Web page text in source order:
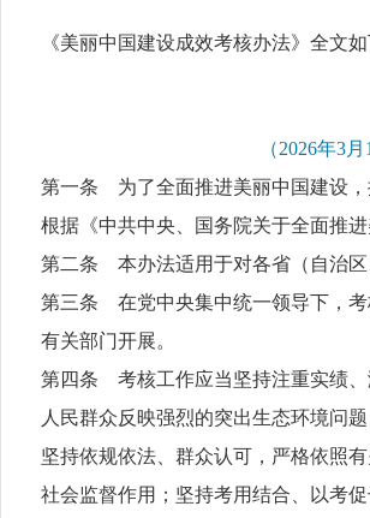
《美丽中国建设成效考核办法》全文如
（2026年3
第一条 为了全面推进美丽中国建设，
根据《中共中央、国务院关于全面推
第二条 本办法适用于对各省（自治
第三条 在党中央集中统一领导下，考
有关部门开展。
第四条 考核工作应当坚持注重实绩、
人民群众反映强烈的突出生态环境问
坚持依规依法、群众认可，严格依照
社会监督作用；坚持考用结合、以考